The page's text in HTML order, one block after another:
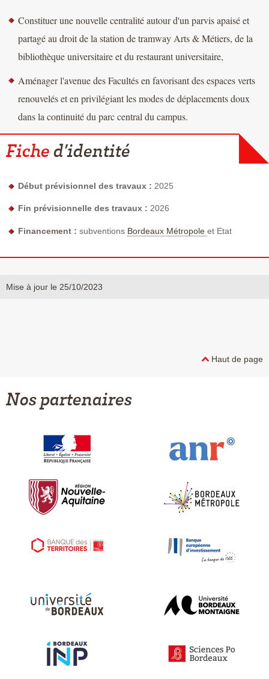
Constituer une nouvelle centralité autour d'un parvis apaisé et
partagé au droit de la station de tramway Arts & Métiers, de la
bibliothèque universitaire et du restaurant universitaire,
Aménager l'avenue des Facultés en favorisant des espaces verts
renouvelés et en privilégiant les modes de déplacements doux
dans la continuité du parc central du campus.
Fiche d’identité
Début prévisionnel des travaux : 2025
Fin prévisionnelle des travaux : 2026
Financement : subventions Bordeaux Métropole et Etat
Mise à jour le 25/10/2023
Haut de page
Nos partenaires